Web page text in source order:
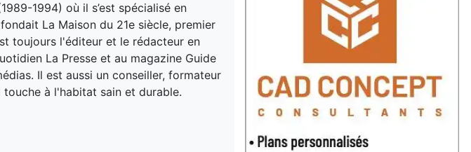
1994) où il s’est spécialisé en
La Maison du 21e siècle, premier
toujours l'éditeur et le rédacteur en
La Presse et au magazine Guide
Il est aussi un conseiller, formateur
à l'habitat sain et durable.